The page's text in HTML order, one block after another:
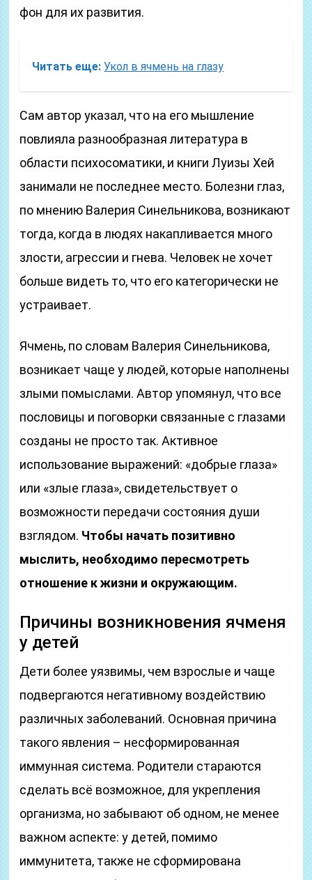
фон для их развития.
Читать еще: Укол в ячмень на глазу
Сам автор указал, что на его мышление
повлияла разнообразная литература в
области психосоматики, и книги Луизы Хей
занимали не последнее место. Болезни глаз,
по мнению Валерия Синельникова, возникают
тогда, когда в людях накапливается много
злости, агрессии и гнева. Человек не хочет
больше видеть то, что его категорически не
устраивает.
Ячмень, по словам Валерия Синельникова,
возникает чаще у людей, которые наполнены
злыми помыслами. Автор упомянул, что все
пословицы и поговорки связанные с глазами
созданы не просто так. Активное
использование выражений: «добрые глаза»
или «злые глаза», свидетельствует о
возможности передачи состояния души
взглядом. Чтобы начать позитивно
мыслить, необходимо пересмотреть
отношение к жизни и окружающим.
Причины возникновения ячменя
у детей
Дети более уязвимы, чем взрослые и чаще
подвергаются негативному воздействию
различных заболеваний. Основная причина
такого явления – несформированная
иммунная система. Родители стараются
сделать всё возможное, для укрепления
организма, но забывают об одном, не менее
важном аспекте: у детей, помимо
иммунитета, также не сформирована